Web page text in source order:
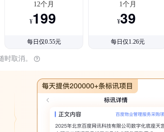
12个月
¥199
每日仅0.55元
1个月
¥39
每日仅1.26元
时取消。